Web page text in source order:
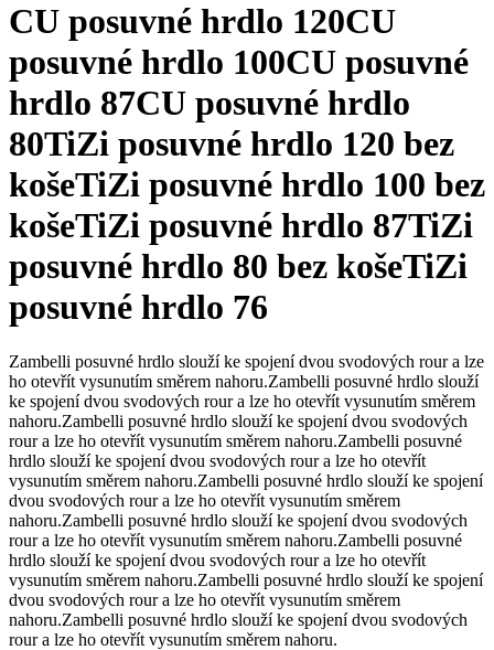
CU posuvné hrdlo 120CU
posuvné hrdlo 100CU posuvné
hrdlo 87CU posuvné hrdlo
80TiZi posuvné hrdlo 120 bez
košeTiZi posuvné hrdlo 100 bez
košeTiZi posuvné hrdlo 87TiZi
posuvné hrdlo 80 bez košeTiZi
posuvné hrdlo 76
Zambelli posuvné hrdlo slouží ke spojení dvou svodových rour a lze
ho otevřít vysunutím směrem nahoru.Zambelli posuvné hrdlo slouží
ke spojení dvou svodových rour a lze ho otevřít vysunutím směrem
nahoru.Zambelli posuvné hrdlo slouží ke spojení dvou svodových
rour a lze ho otevřít vysunutím směrem nahoru.Zambelli posuvné
hrdlo slouží ke spojení dvou svodových rour a lze ho otevřít
vysunutím směrem nahoru.Zambelli posuvné hrdlo slouží ke spojení
dvou svodových rour a lze ho otevřít vysunutím směrem
nahoru.Zambelli posuvné hrdlo slouží ke spojení dvou svodových
rour a lze ho otevřít vysunutím směrem nahoru.Zambelli posuvné
hrdlo slouží ke spojení dvou svodových rour a lze ho otevřít
vysunutím směrem nahoru.Zambelli posuvné hrdlo slouží ke spojení
dvou svodových rour a lze ho otevřít vysunutím směrem
nahoru.Zambelli posuvné hrdlo slouží ke spojení dvou svodových
rour a lze ho otevřít vysunutím směrem nahoru.